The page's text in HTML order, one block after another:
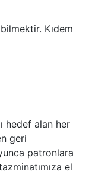
Kıdem
hedef alan her
geri
patronlara
el